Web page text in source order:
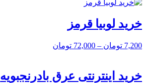
خرید لوبیا قرمز
7,200 تومان –
72,000 تومان
خرید اینترنتی عرق بادرنجبویه